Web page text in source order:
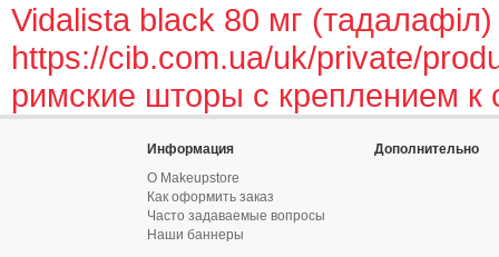
Vidalista black 80 мг (тадалафіл)
https://cib.com.ua/uk/private/
римские шторы с креплением к
Информация
О Makeupstore
Как оформить заказ
Часто задаваемые вопросы
Наши баннеры
Дополнительно